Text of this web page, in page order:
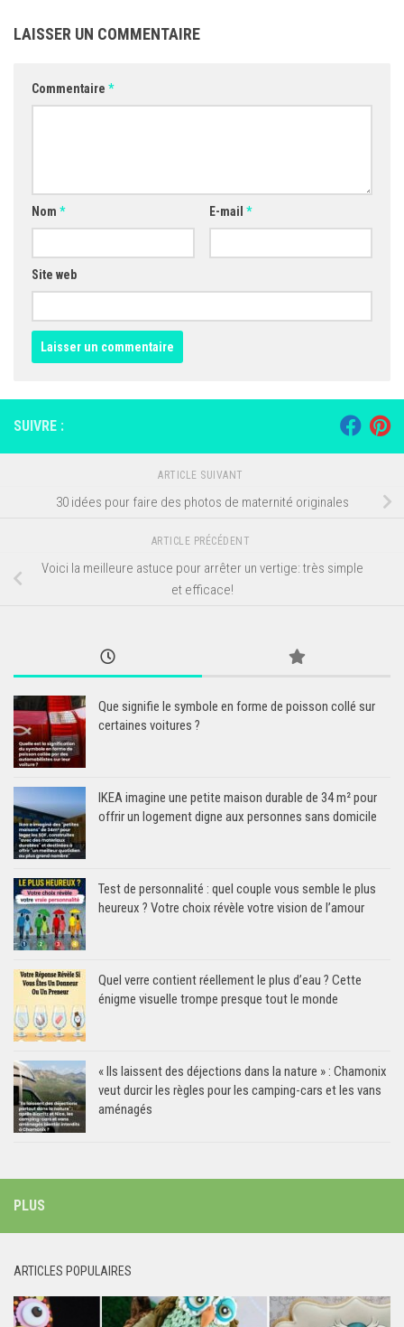
LAISSER UN COMMENTAIRE
Commentaire *
Nom * E-mail *
Site web
SUIVRE :
ARTICLE SUIVANT
30 idées pour faire des photos de maternité originales
ARTICLE PRÉCÉDENT
Voici la meilleure astuce pour arrêter un vertige: très simple
et efficace!
Que signifie le symbole en forme de poisson collé sur
certaines voitures ?
IKEA imagine une petite maison durable de 34 m² pour
offrir un logement digne aux personnes sans domicile
Test de personnalité : quel couple vous semble le plus
heureux ? Votre choix révèle votre vision de l’amour
Quel verre contient réellement le plus d’eau ? Cette
énigme visuelle trompe presque tout le monde
« Ils laissent des déjections dans la nature » : Chamonix
veut durcir les règles pour les camping-cars et les vans
aménagés
PLUS
ARTICLES POPULAIRES